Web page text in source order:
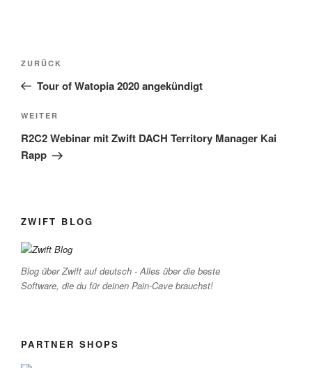
Beitragsnavigation
Vorheriger
Beitrag
ZURÜCK
Tour of Watopia 2020 angekündigt
Nächster
Beitrag
WEITER
R2C2 Webinar mit Zwift DACH Territory Manager Kai
Rapp
ZWIFT BLOG
Blog über Zwift auf deutsch - Alles über die beste
Software, die du für deinen Pain-Cave brauchst!
PARTNER SHOPS